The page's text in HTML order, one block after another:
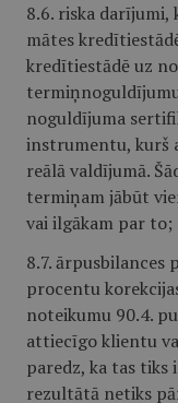
8.6. riska
mātes
kredītiestādē uz
noguldījuma
instrumentu, kurš
reālā valdījumā.
termiņam jābūt
vai ilgākam par to;
8.7. ārpusbilances
procentu
noteikumu 90.4.
attiecīgo klientu
paredz, ka tas
rezultātā netiks